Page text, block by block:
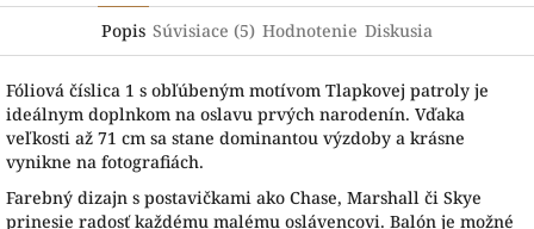
Popis Súvisiace (5) Hodnotenie Diskusia
Fóliová číslica 1 s obľúbeným motívom Tlapkovej patroly je
ideálnym doplnkom na oslavu prvých narodenín. Vďaka
veľkosti až 71 cm sa stane dominantou výzdoby a krásne
vynikne na fotografiách.
Farebný dizajn s postavičkami ako Chase, Marshall či Skye
prinesie radosť každému malému oslávencovi. Balón je možné